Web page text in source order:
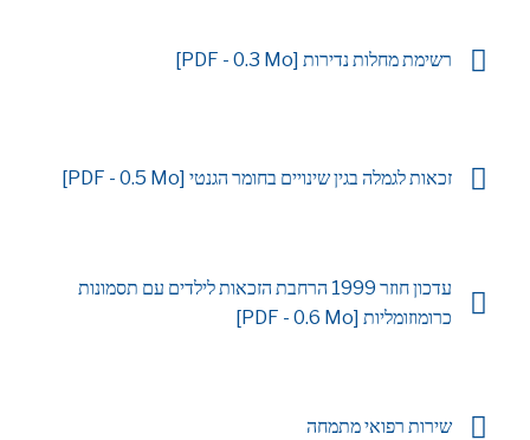
רשימת מחלות נדירות [PDF - 0.3 Mo]
זכאות לגמלה בגין שינויים בחומר הגנטי [PDF - 0.5 Mo]
עדכון חוזר 1999 הרחבת הזכאות לילדים עם תסמונות
כרומוזומליות [PDF - 0.6 Mo]
שירות רפואי מתמחה